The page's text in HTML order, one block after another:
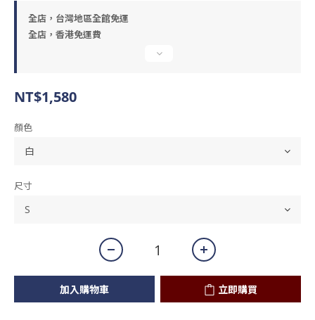
全店，台灣地區全館免運
全店，香港免運費
NT$1,580
顏色
尺寸
加入購物車 立即購買